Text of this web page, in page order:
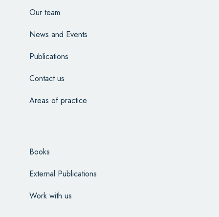
Our team
News and Events
Publications
Contact us
Areas of practice
Books
External Publications
Work with us